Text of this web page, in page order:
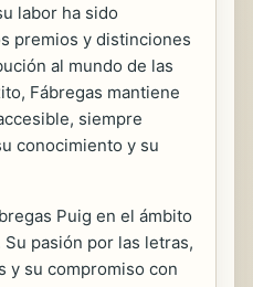
labor ha sido
premios y distinciones
al mundo de las
Fábregas mantiene
siempre
conocimiento y su
Puig en el ámbito
pasión por las letras,
y su compromiso con